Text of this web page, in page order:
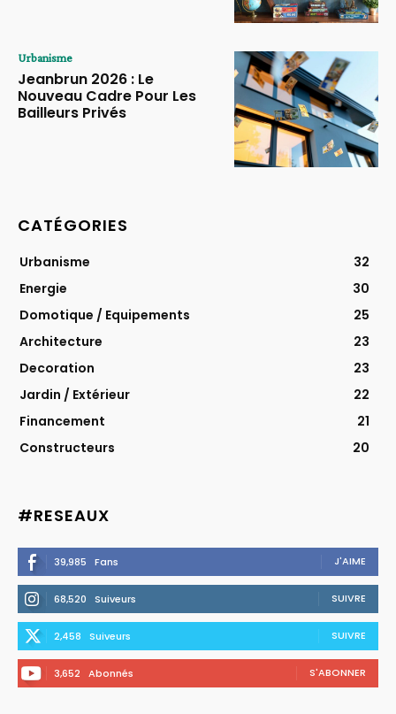
Urbanisme
Jeanbrun 2026 : Le
Nouveau Cadre Pour Les
Bailleurs Privés
CATÉGORIES
Urbanisme
32
Energie
30
Domotique / Equipements
25
Architecture
23
Decoration
23
Jardin / Extérieur
22
Financement
21
Constructeurs
20
#RESEAUX
39,985 Fans J'AIME
68,520 Suiveurs SUIVRE
2,458 Suiveurs SUIVRE
3,652 Abonnés S'ABONNER